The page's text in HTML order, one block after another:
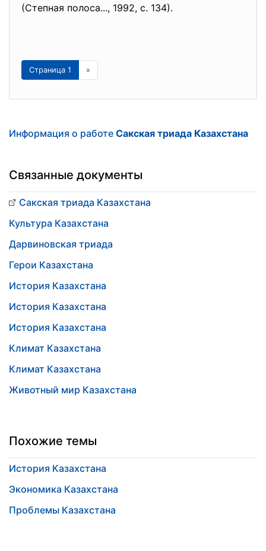
(Степная полоса..., 1992, с. 134).
Страница 1 »
Информация о работе Сакская триада Казахстана
Связанные документы
Сакская триада Казахстана
Культура Казахстана
Дарвиновская триада
Герои Казахстана
История Казахстана
История Казахстана
История Казахстана
Климат Казахстана
Климат Казахстана
Животный мир Казахстана
Похожие темы
История Казахстана
Экономика Казахстана
Проблемы Казахстана